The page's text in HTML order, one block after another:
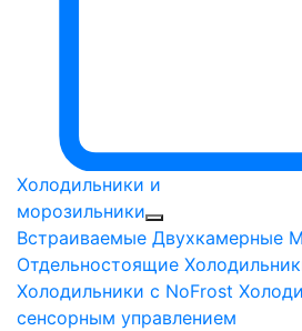
Холодильники и
морозильники
Встраиваемые Двухкамерные
Отдельностоящие
Холодильники с NoFrost
сенсорным управлением